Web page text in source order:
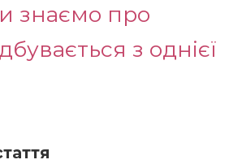
знаємо про
з однієї